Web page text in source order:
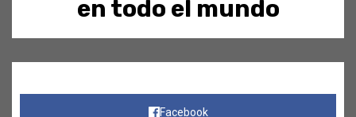
en todo el mundo
Facebook